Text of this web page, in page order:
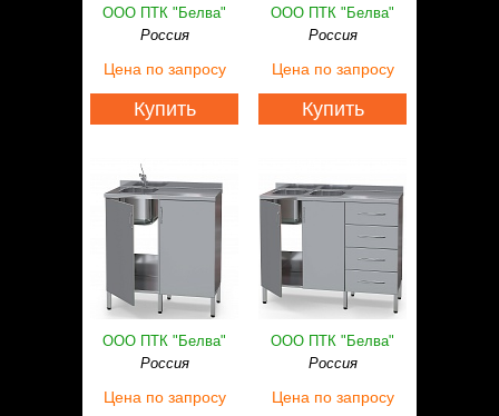
ООО ПТК "Белва"
Россия
Цена по запросу
Купить
ООО ПТК "Белва"
Россия
Цена по запросу
Купить
ООО ПТК "Белва"
Россия
Цена по запросу
ООО ПТК "Белва"
Россия
Цена по запросу